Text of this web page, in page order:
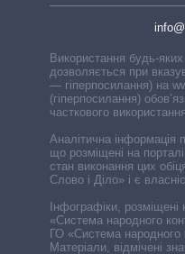
Використання будь-яких
дозволяється при
— гіперпосилання) на
(гіперпосилання)
часткового
Аналітична інформація
що розміщені на
стан виконання цих
Слово і Діло» і є
Інфографіки, розміщені
«Система народного
ГО «Система народного
Матеріали, відмічені